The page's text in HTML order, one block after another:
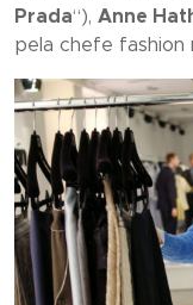
Prada“), Anne
pela chefe fashion